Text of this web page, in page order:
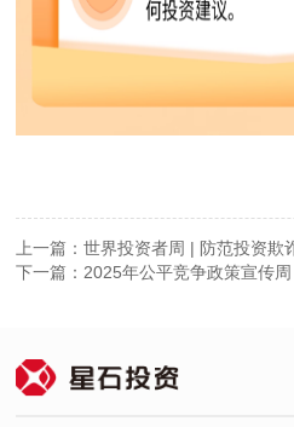
上一篇：世界投资者周 | 防范投资欺
下一篇：2025年公平竞争政策宣传周